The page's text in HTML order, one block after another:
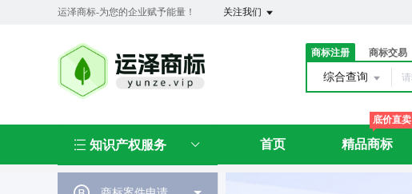
运泽商标-为您的企业赋予能量！ 关注我们
商标注册 商标交易
综合查询
知识产权服务 首页 精品商标
底价直卖